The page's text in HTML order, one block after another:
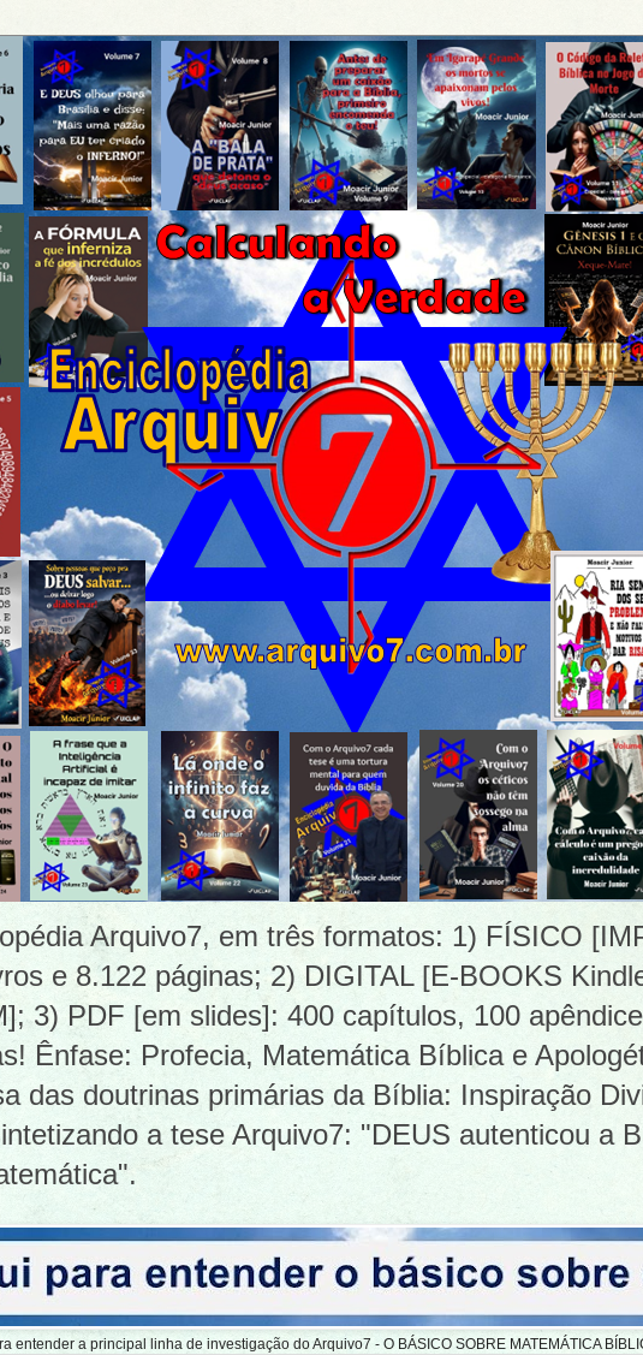
Arquivo7, em três formatos: 1) FÍSICO
e 8.122 páginas; 2) DIGITAL [E-BOOKS
3) PDF [em slides]: 400 capítulos, 100
Ênfase: Profecia, Matemática Bíblica e
das doutrinas primárias da Bíblia: Inspiração
a tese Arquivo7: "DEUS autenticou a
entender a principal linha de investigação do Arquivo7 - O BÁSICO SOBRE MATEMÁTICA